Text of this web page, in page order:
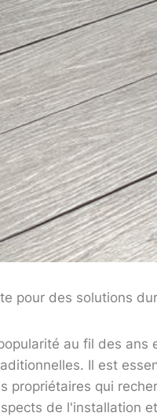
pour des solutions
au fil des
Il est
propriétaires qui
de l'installation